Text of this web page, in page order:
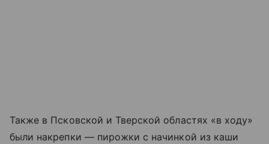
Также в Псковской и Тверской областях «в ходу»
были накрепки — пирожки с начинкой из каши